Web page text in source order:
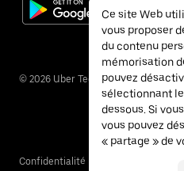
© 2026 Uber Technologies Inc.
Confidentialité
Ce site Web
vous proposer
du contenu
mémorisation
pouvez
sélectionnant
dessous. Si
vous pouvez
« partage » de